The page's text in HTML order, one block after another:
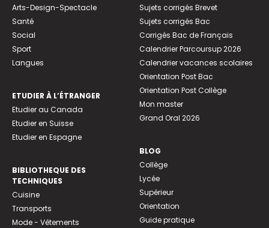
Arts-Design-Spectacle
Santé
Social
Sport
Langues
ETUDIER À L’ÉTRANGER
Etudier au Canada
Etudier en Suisse
Etudier en Espagne
BIBLIOTHEQUE DES
TECHNIQUES
Cuisine
Transports
Mode - Vêtements
Sujets corrigés Brevet
Sujets corrigés Bac
Corrigés Bac de Français
Calendrier Parcoursup 2026
Calendrier vacances scolaires
Orientation Post Bac
Orientation Post Collège
Mon master
Grand Oral 2026
BLOG
Collège
Lycée
Supérieur
Orientation
Guide pratique